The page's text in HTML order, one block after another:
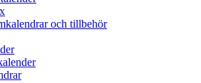
och tillbehör